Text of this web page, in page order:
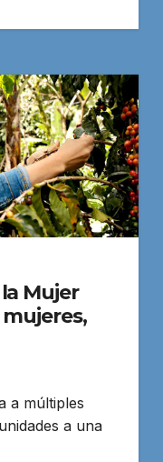
Mujer
a múltiples
a una